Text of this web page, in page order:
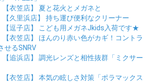
【衣笠店】 夏と花火とメガネと
【久里浜店】 持ち運び便利なクリーナー
【逗子店】
こども用メガネJkids入荷です★
【衣笠店】 ほんのり赤い色がカギ！コントラ
せるSNRV
【追浜店】 調光レンズと相性抜群「ミクサー
【衣笠店】 本気の眩しさ対策「ポラマックス